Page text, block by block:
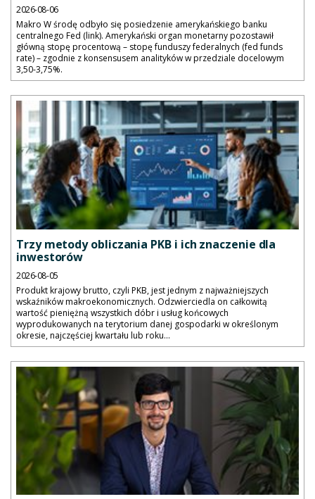
2026-08-06
Makro W środę odbyło się posiedzenie amerykańskiego banku
centralnego Fed (link). Amerykański organ monetarny pozostawił
główną stopę procentową – stopę funduszy federalnych (fed funds
rate) – zgodnie z konsensusem analityków w przedziale docelowym
3,50-3,75%.
Trzy metody obliczania PKB i ich znaczenie dla
inwestorów
2026-08-05
Produkt krajowy brutto, czyli PKB, jest jednym z najważniejszych
wskaźników makroekonomicznych. Odzwierciedla on całkowitą
wartość pieniężną wszystkich dóbr i usług końcowych
wyprodukowanych na terytorium danej gospodarki w określonym
okresie, najczęściej kwartału lub roku...